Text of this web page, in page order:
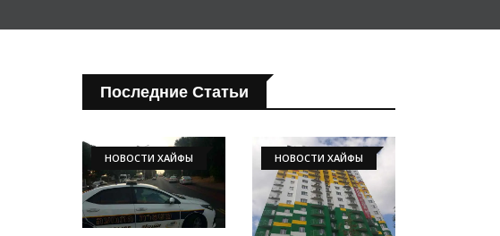
Последние Статьи
НОВОСТИ ХАЙФЫ НОВОСТИ ХАЙФЫ